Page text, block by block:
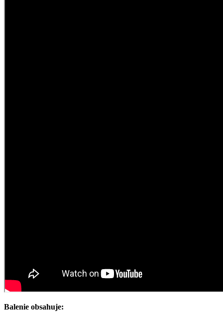
Balenie obsahuje: